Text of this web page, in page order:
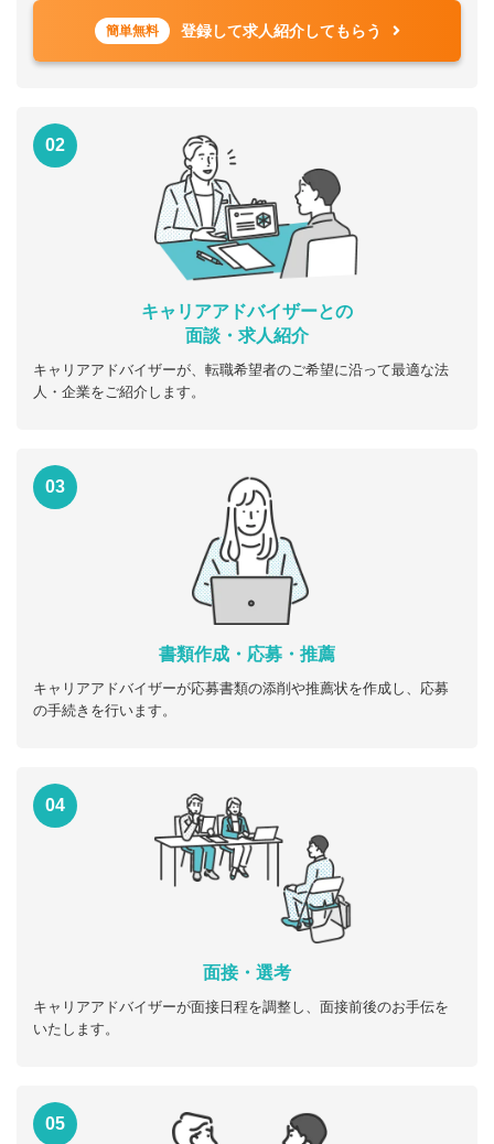
簡単無料 登録して求人紹介してもらう
02
キャリアアドバイザーとの
面談・求人紹介
キャリアアドバイザーが、転職希望者のご希望に沿って最適な法
人・企業をご紹介します。
03
書類作成・応募・推薦
キャリアアドバイザーが応募書類の添削や推薦状を作成し、応募
の手続きを行います。
04
面接・選考
キャリアアドバイザーが面接日程を調整し、面接前後のお手伝を
いたします。
05